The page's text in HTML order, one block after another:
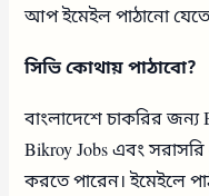
আপ ইমেইল পাঠানো যেতে
সিভি কোথায় পাঠাবো?
বাংলাদেশে চাকরির জন্য
Bikroy Jobs এবং
করতে পারেন। ইমেইলে